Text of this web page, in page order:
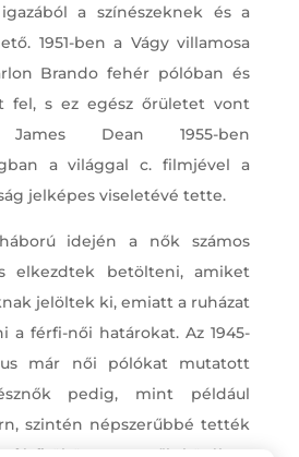
a színészeknek és a
1951-ben a Vágy villamosa
Brando fehér pólóban és
fel, s ez egész őrületet vont
Dean 1955-ben
a világgal c. filmjével a
jelképes viseletévé tette.
idején a nők számos
elkezdtek betölteni, amiket
jelöltek ki, emiatt a ruházat
a férfi-női határokat. Az 1945-
már női pólókat mutatott
pedig, mint például
szintén népszerűbbé tették